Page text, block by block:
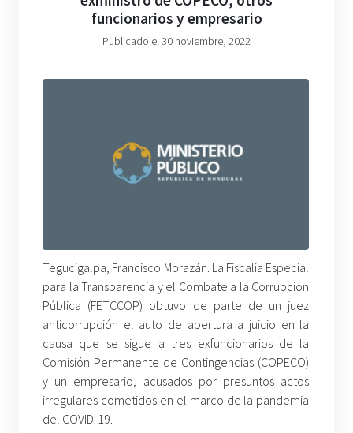
funcionarios y empresario
Publicado el 30 noviembre, 2022
Tegucigalpa, Francisco Morazán. La Fiscalía Especial
para la Transparencia y el Combate a la Corrupción
Pública (FETCCOP) obtuvo de parte de un juez
anticorrupción el auto de apertura a juicio en la
causa que se sigue a tres exfuncionarios de la
Comisión Permanente de Contingencias (COPECO)
y un empresario, acusados por presuntos actos
irregulares cometidos en el marco de la pandemia
del COVID-19.